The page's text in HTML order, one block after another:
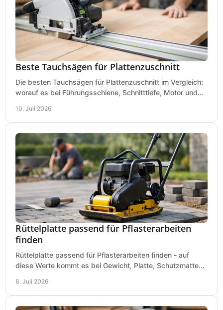
Beste Tauchsägen für Plattenzuschnitt
Die besten Tauchsägen für Plattenzuschnitt im Vergleich:
worauf es bei Führungsschiene, Schnitttiefe, Motor und
10. Juli 2026
Rüttelplatte passend für Pflasterarbeiten
finden
Rüttelplatte passend für Pflasterarbeiten finden - auf
diese Werte kommt es bei Gewicht, Platte, Schutzmatte
8. Juli 2026